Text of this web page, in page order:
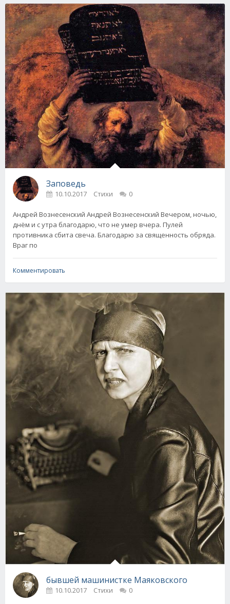
Заповедь
10.10.2017 Стихи 0
Андрей Вознесенский Андрей Вознесенский Вечером, ночью,
днём и с утра благодарю, что не умер вчера. Пулей
противника сбита свеча. Благодарю за священность обряда.
Враг по
Комментировать
бывшей машинистке Маяковского
10.10.2017 Стихи 0